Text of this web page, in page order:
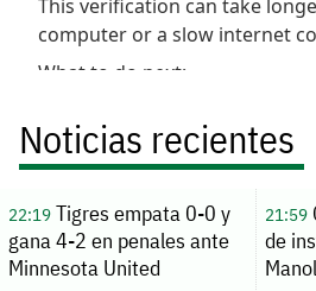
Noticias recientes
22:19Tigres empata 0-0 y
gana 4-2 en penales ante
Minnesota United
21:59
de